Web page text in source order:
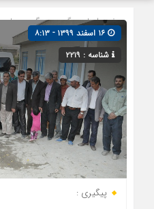
صفحه اصلی» گروه »پیگیری ها»
شناسه : ۲۲۱۹
پیگیری :